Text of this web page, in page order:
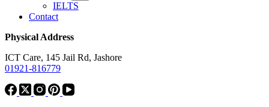
IELTS
Contact
Physical Address
ICT Care, 145 Jail Rd, Jashore
01921-816779